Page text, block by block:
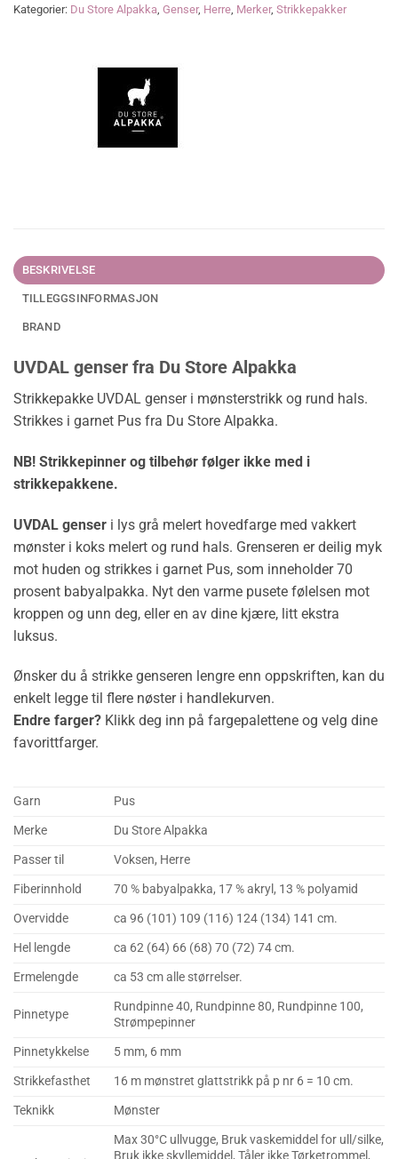
Kategorier: Du Store Alpakka, Genser, Herre, Merker, Strikkepakker
BESKRIVELSE
TILLEGGSINFORMASJON
BRAND
UVDAL genser fra Du Store Alpakka
Strikkepakke UVDAL genser i mønsterstrikk og rund hals.
Strikkes i garnet Pus fra Du Store Alpakka.
NB! Strikkepinner og tilbehør følger ikke med i
strikkepakkene.
UVDAL genser i lys grå melert hovedfarge med vakkert
mønster i koks melert og rund hals. Grenseren er deilig myk
mot huden og strikkes i garnet Pus, som inneholder 70
prosent babyalpakka. Nyt den varme pusete følelsen mot
kroppen og unn deg, eller en av dine kjære, litt ekstra
luksus.
Ønsker du å strikke genseren lengre enn oppskriften, kan du
enkelt legge til flere nøster i handlekurven.
Endre farger? Klikk deg inn på fargepalettene og velg dine
favorittfarger.
Garn
Pus
Merke
Du Store Alpakka
Passer til
Voksen, Herre
Fiberinnhold
70 % babyalpakka, 17 % akryl, 13 % polyamid
Overvidde
ca 96 (101) 109 (116) 124 (134) 141 cm.
Hel lengde
ca 62 (64) 66 (68) 70 (72) 74 cm.
Ermelengde
ca 53 cm alle størrelser.
Pinnetype
Rundpinne 40, Rundpinne 80, Rundpinne 100,
Strømpepinner
Pinnetykkelse
5 mm, 6 mm
Strikkefasthet
16 m mønstret glattstrikk på p nr 6 = 10 cm.
Teknikk
Mønster
Max 30°C ullvugge, Bruk vaskemiddel for ull/silke,